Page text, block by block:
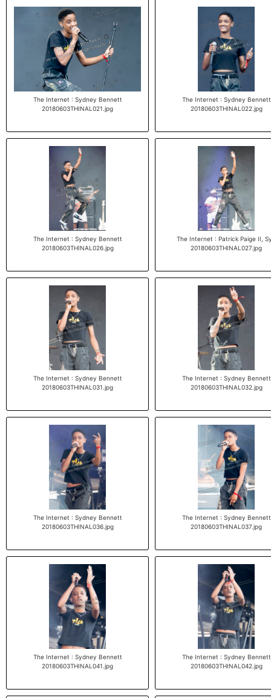
The Internet : Sydney Bennett
20180603THINAL021.jpg
The Internet : Sydney Bennett
20180603THINAL022.jpg
The Internet : Sydney Bennett
20180603THINAL026.jpg
The Internet : Patrick Paige II,
20180603THINAL027.jpg
The Internet : Sydney Bennett
20180603THINAL031.jpg
The Internet : Sydney Bennett
20180603THINAL032.jpg
The Internet : Sydney Bennett
20180603THINAL036.jpg
The Internet : Sydney Bennett
20180603THINAL037.jpg
The Internet : Sydney Bennett
20180603THINAL041.jpg
The Internet : Sydney Bennett
20180603THINAL042.jpg